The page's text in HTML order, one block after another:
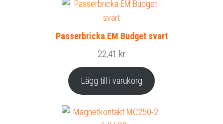
Passerbricka EM Budget svart
22,41 kr
Lägg till i varukorg